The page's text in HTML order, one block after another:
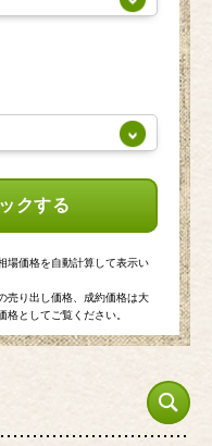
クする
場価格を自動計算して表示い
売り出し価格、成約価格は大
格としてご覧ください。